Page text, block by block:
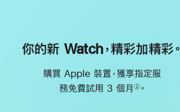
你的新 Watch，精彩加精彩。
購買 Apple 裝置，獲享指定服
務免費試用 3 個月 ②。